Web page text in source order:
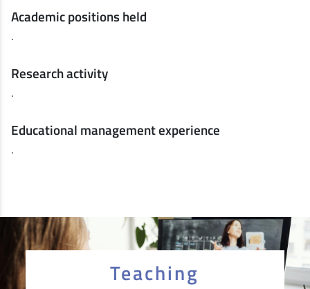
Academic positions held
.
Research activity
.
Educational management experience
.
Teaching